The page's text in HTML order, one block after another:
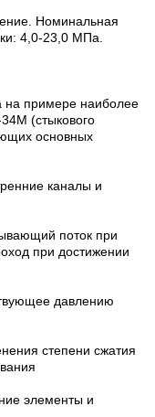
Номинальная
4,0-23,0 МПа.
на примере наиболее
(стыкового
основных
каналы и
поток при
при достижении
давлению
степени сжатия
элементы и